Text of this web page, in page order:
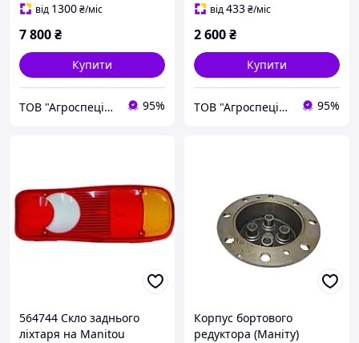
від 1300₴/міс
7 800₴
Купити
ТОВ "Агроспеціаліст" 95%
від433₴/міс
2 600₴
Купити
ТОВ "Агроспеціаліст" 95%
564744 Скло заднього
ліхтаря на Manitou
Корпус бортового
редуктора (Маніту)